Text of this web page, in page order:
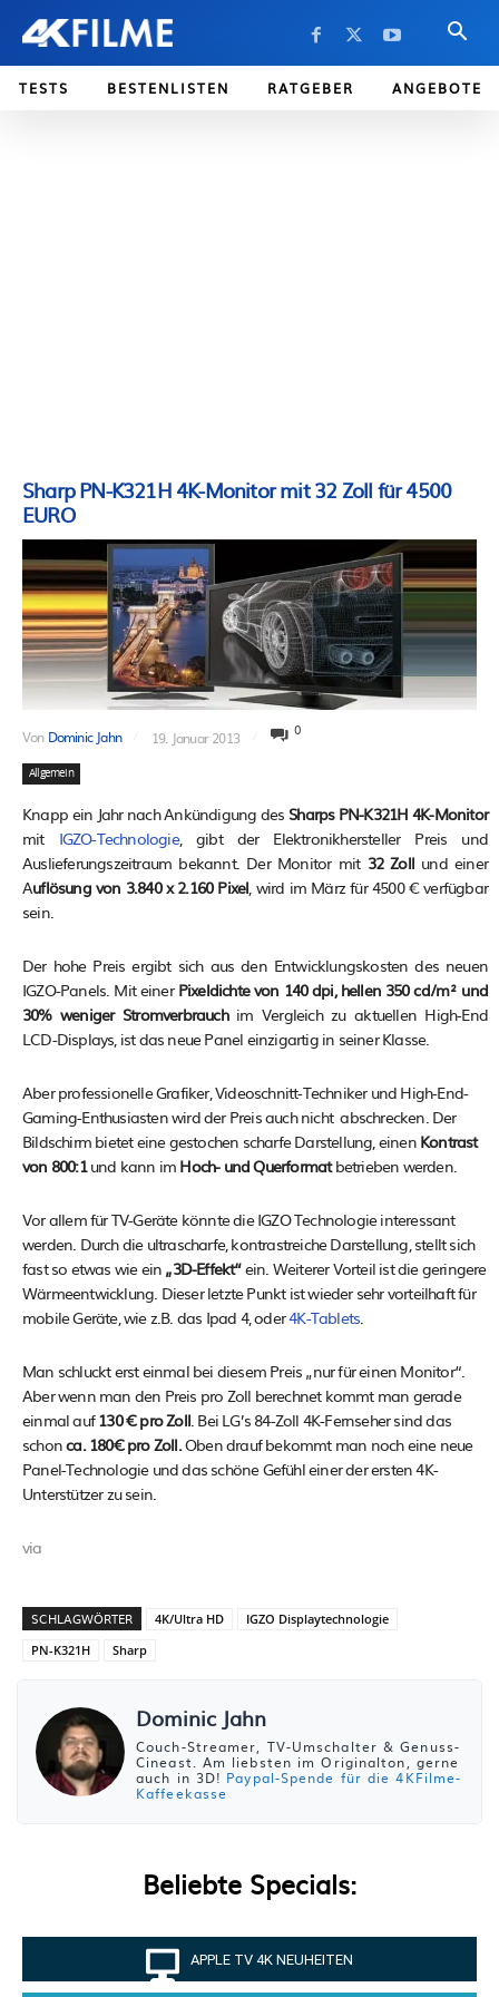
TESTS BESTENLISTEN RATGEBER ANGEBOTE
Sharp PN-K321H 4K-Monitor mit 32 Zoll für 4500
EURO
Von Dominic Jahn 19. Januar 2013 0
Allgemein
Knapp ein Jahr nach Ankündigung des Sharps PN-K321H 4K-Monitor
mit IGZO-Technologie, gibt der Elektronikhersteller Preis und
Auslieferungszeitraum bekannt. Der Monitor mit 32 Zollund einer
Auflösung von 3.840 x 2.160 Pixel, wird im März für 4500 € verfügbar
sein.
Der hohe Preis ergibt sich aus den Entwicklungskosten des neuen
IGZO-Panels. Mit einer Pixeldichte von 140 dpi, hellen 350 cd/m² und
30% weniger Stromverbrauchim Vergleich zu aktuellen High-End
LCD-Displays, ist das neue Panel einzigartig in seiner Klasse.
Aber professionelle Grafiker, Videoschnitt-Techniker und High-End-
Gaming-Enthusiasten wird der Preis auch nicht abschrecken. Der
Bildschirm bietet eine gestochen scharfe Darstellung, einen Kontrast
von 800:1und kann im Hoch- und Querformatbetrieben werden.
Vor allem für TV-Geräte könnte die IGZO Technologie interessant
werden. Durch die ultrascharfe, kontrastreiche Darstellung, stellt sich
fast so etwas wie ein „3D-Effekt“ein. Weiterer Vorteil ist die geringere
Wärmeentwicklung. Dieser letzte Punkt ist wieder sehr vorteilhaft für
mobile Geräte, wie z.B. das Ipad 4, oder4K-Tablets.
Man schluckt erst einmal bei diesem Preis „nur für einen Monitor“.
Aber wenn man den Preis pro Zoll berechnet kommt man gerade
einmal auf130 € pro Zoll. Bei LG’s 84-Zoll 4K-Fernseher sind das
schonca. 180€ pro Zoll.Oben drauf bekommt man noch eine neue
Panel-Technologie und das schöne Gefühl einer der ersten 4K-
Unterstützer zu sein.
via
SCHLAGWÖRTER 4K/Ultra HD
IGZO Displaytechnologie
PN-K321H
Sharp
Dominic Jahn
Couch-Streamer, TV-Umschalter & Genuss-
Cineast. Am liebsten im Originalton, gerne
auch in 3D! Paypal-Spende für die 4KFilme-
Kaffeekasse
Beliebte Specials:
APPLE TV 4K NEUHEITEN